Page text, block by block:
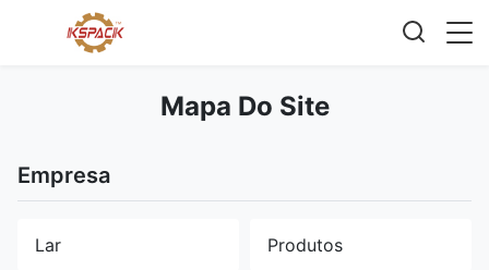
Mapa Do Site
Empresa
Lar Produtos